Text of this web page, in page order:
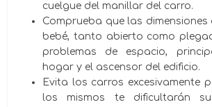
cuelgue del manillar del carro.
Comprueba que las
bebé, tanto abierto como
problemas de espacio,
hogar y el ascensor del edificio.
Evita los carros excesivamente
los mismos te dificultarán